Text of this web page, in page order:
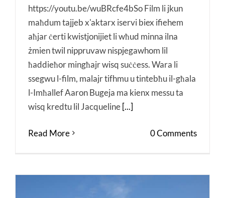
https://youtu.be/wuBRcfe4bSo Film li jkun
maħdum tajjeb x'aktarx iservi biex ifiehem
aħjar ċerti kwistjonijiet li wħud minna ilna
żmien twil nippruvaw nispjegawhom lil
ħaddieħor mingħajr wisq suċċess. Wara li
ssegwu l-film, malajr tifhmu u tintebħu il-għala
l-Imħallef Aaron Bugeja ma kienx messu ta
wisq kredtu lil Jacqueline[...]
Read More 0 Comments